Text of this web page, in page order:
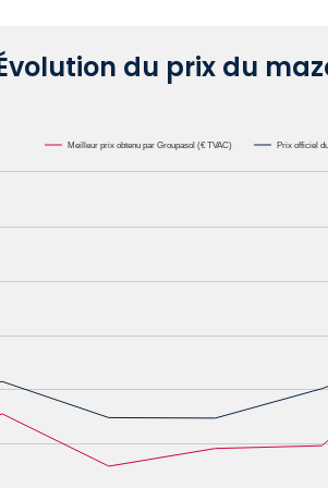
du prix du
Meilleur prix obtenu par Groupasol (€ TVAC) Prix officiel